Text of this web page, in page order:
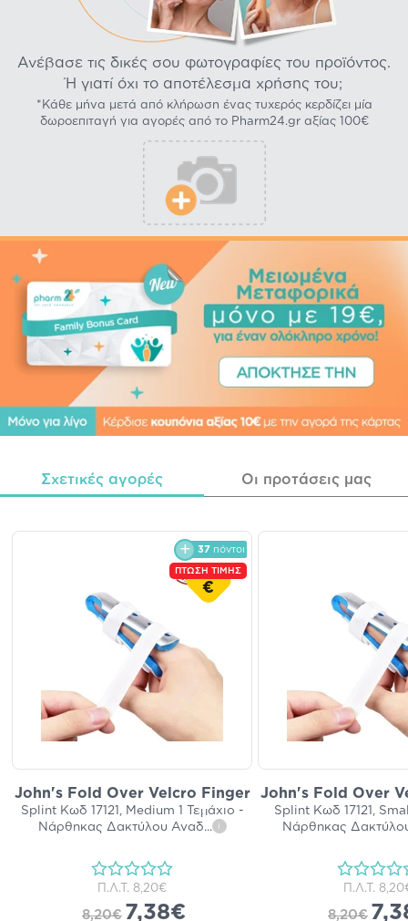
Ανέβασε τις δικές σου φωτογραφίες του προϊόντος.
Ή γιατί όχι το αποτέλεσμα χρήσης του;
*Κάθε μήνα μετά από κλήρωση ένας τυχερός κερδίζει μία
δωροεπιταγή για αγορές από το Pharm24.gr αξίας 100€
Σχετικές αγορές Οι προτάσεις μας
37 πόντοι
ΠΤΩΣΗ ΤΙΜΗΣ
€
John's Fold Over Velcro Finger
Splint Κωδ 17121, Medium 1 Τεμάχιο -
Νάρθηκας Δακτύλου Αναδ... i
Π.Λ.Τ. 8,20€
8,20€ 7,38€
John's Fold Over
Splint Κωδ 17121,
Νάρθηκας
Π.Λ.Τ.
8,20€